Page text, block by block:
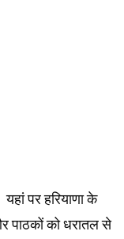
पर हरियाणा के
पाठकों को धरातल से